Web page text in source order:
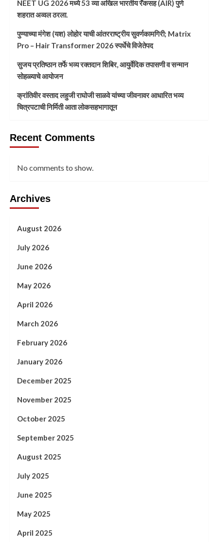
NEET UG 2026 मध्ये 53 व्या अखिल भारतीय रँकसह (AIR) पुणे
शहरात अव्वल ठरला.
पुण्याच्या मंगेश (यश) लोहोर याची आंतरराष्ट्रीय सुवर्णकामगिरी; Matrix
Pro – Hair Transformer 2026 स्पर्धेचे विजेतेपद
सुजय प्रतिष्ठान तर्फे भव्य रक्तदान शिबिर, आयुर्वेदिक तपासणी व सन्मान
सोहळ्याचे आयोजन
क्रांतिवीर वस्ताद लहुजी राघोजी साळवे यांच्या जीवनावर आधारित भव्य
चित्रपटाची निर्मिती आता लोकसहभागातून
Recent Comments
No comments to show.
Archives
August 2026
July 2026
June 2026
May 2026
April 2026
March 2026
February 2026
January 2026
December 2025
November 2025
October 2025
September 2025
August 2025
July 2025
June 2025
May 2025
April 2025